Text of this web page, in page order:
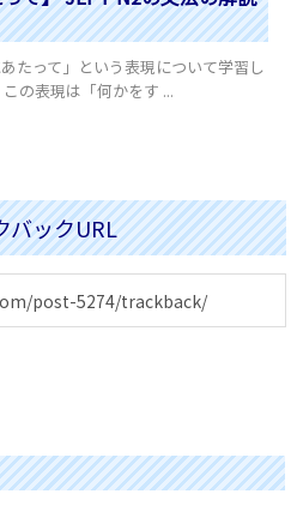
たって」という表現について学習し
の表現は「何かをす ...
バックURL